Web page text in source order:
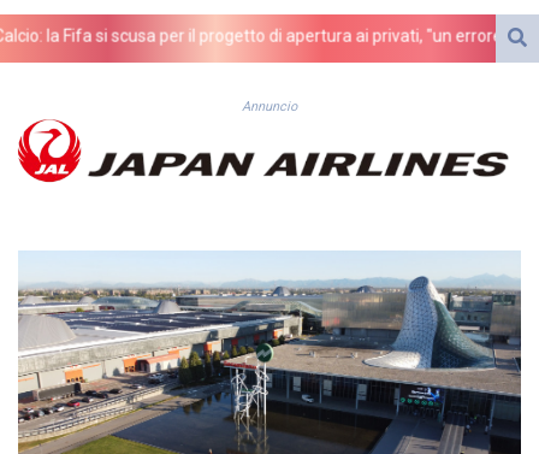
ARS
1728.626236
AWG 2.082442
BAM 1.95517
BBD 2.323451
BIF 3442.245991
BMD 1.155308
BND 1.479204
BOB 14.010485
BRL 5.937698
BSD 1.153603
BTN 109.671657
BWP 15.643552
la Fifa si scusa per il progetto di apertura ai privati, "un errore" A
Annuncio